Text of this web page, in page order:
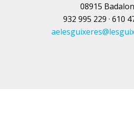
08915
932 995 229 · 610